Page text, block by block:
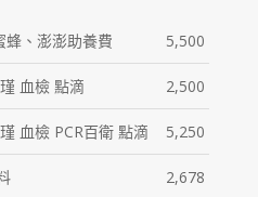
蜂、澎澎助養費 5,500
血檢 點滴 2,500
血檢 PCR百衛 點滴 5,250
2,678